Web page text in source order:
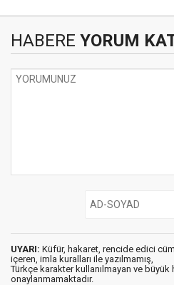
HABERE YORUM
UYARI: Küfür, hakaret, rencide edici
içeren, imla kuralları ile yazılmamış,
Türkçe karakter kullanılmayan ve büyük
onaylanmamaktadır.